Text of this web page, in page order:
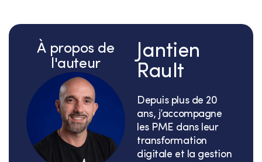
À propos de
l'auteur
Jantien
Rault
Depuis plus de 20
ans, j’accompagne
les PME dans leur
transformation
digitale et la gestion